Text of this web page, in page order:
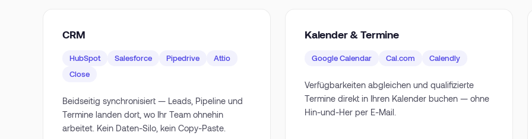
CRM
HubSpot Salesforce Pipedrive
Attio
Close
Beidseitig synchronisiert — Leads, Pipeline und
Termine landen dort, wo Ihr Team ohnehin
arbeitet. Kein Daten-Silo, kein Copy-Paste.
Kalender & Termine
Google Calendar Cal.com Calendly
Verfügbarkeiten abgleichen und qualifizierte
Termine direkt in Ihren Kalender buchen — ohne
Hin-und-Her per E-Mail.